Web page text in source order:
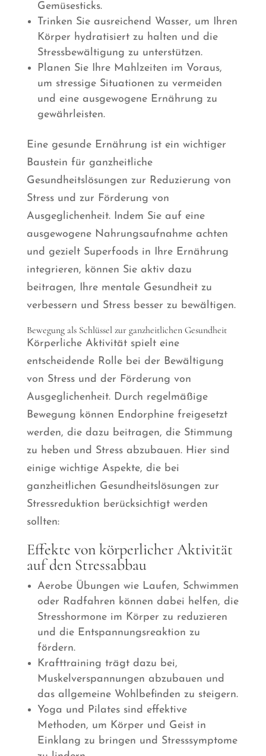
Gemüsesticks.
Trinken Sie ausreichend Wasser, um Ihren
Körper hydratisiert zu halten und die
Stressbewältigung zu unterstützen.
Planen Sie Ihre Mahlzeiten im Voraus,
um stressige Situationen zu vermeiden
und eine ausgewogene Ernährung zu
gewährleisten.
Eine gesunde Ernährung ist ein wichtiger
Baustein für ganzheitliche
Gesundheitslösungen zur Reduzierung von
Stress und zur Förderung von
Ausgeglichenheit. Indem Sie auf eine
ausgewogene Nahrungsaufnahme achten
und gezielt Superfoods in Ihre Ernährung
integrieren, können Sie aktiv dazu
beitragen, Ihre mentale Gesundheit zu
verbessern und Stress besser zu bewältigen.
Bewegung als Schlüssel zur ganzheitlichen Gesundheit
Körperliche Aktivität spielt eine
entscheidende Rolle bei der Bewältigung
von Stress und der Förderung von
Ausgeglichenheit. Durch regelmäßige
Bewegung können Endorphine freigesetzt
werden, die dazu beitragen, die Stimmung
zu heben und Stress abzubauen. Hier sind
einige wichtige Aspekte, die bei
ganzheitlichen Gesundheitslösungen zur
Stressreduktion berücksichtigt werden
sollten:
Effekte von körperlicher Aktivität
auf den Stressabbau
Aerobe Übungen wie Laufen, Schwimmen
oder Radfahren können dabei helfen, die
Stresshormone im Körper zu reduzieren
und die Entspannungsreaktion zu
fördern.
Krafttraining trägt dazu bei,
Muskelverspannungen abzubauen und
das allgemeine Wohlbefinden zu steigern.
Yoga und Pilates sind effektive
Methoden, um Körper und Geist in
Einklang zu bringen und Stresssymptome